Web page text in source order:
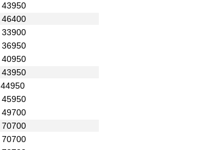
43950
46400
33900
36950
40950
43950
44950
45950
49700
70700
70700